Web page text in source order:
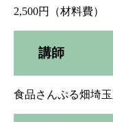
2,500円（材料費）
講師
食品さんぷる畑埼